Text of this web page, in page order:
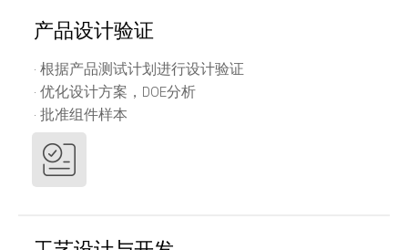
产品设计验证
· 根据产品测试计划进行设计验证
· 优化设计方案，DOE分析
· 批准组件样本